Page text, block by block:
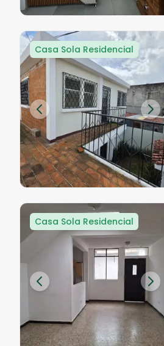
Casa Sola Residencial
Casa Sola Residencial